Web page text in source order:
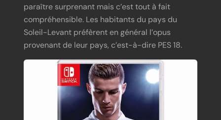
paraître surprenant mais c’est tout à fait
compréhensible. Les habitants du pays du
Soleil-Levant préfèrent en général l’opus
provenant de leur pays, c’est-à-dire PES 18.